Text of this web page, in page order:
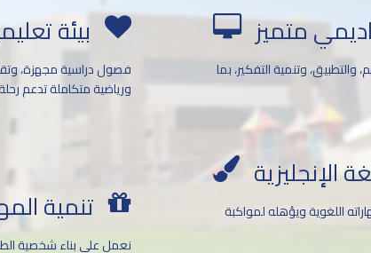
متميز
وتنمية التفكير، بما
الإنجليزية
اللغوية ويؤهله لمواكبة
بيئة
فصول دراسية مجهزة،
ورياضية متكاملة تدعم
تنمية
نعمل على بناء شخصية